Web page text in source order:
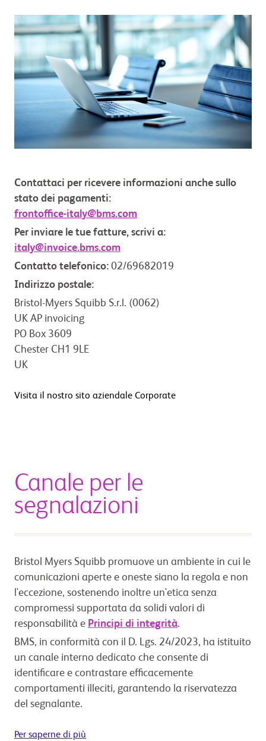
Contattaci per ricevere informazioni anche sullo
stato dei pagamenti:
frontoffice-italy@bms.com
Per inviare le tue fatture, scrivi a:
italy@invoice.bms.com
Contatto telefonico: 02/69682019
Indirizzo postale:
Bristol-Myers Squibb S.r.l. (0062)
UK AP invoicing
PO Box 3609
Chester CH1 9LE
UK
Visita il nostro sito aziendale Corporate
Canale per le
segnalazioni
Bristol Myers Squibb promuove un ambiente in cui le
comunicazioni aperte e oneste siano la regola e non
l'eccezione, sostenendo inoltre un'etica senza
compromessi supportata da solidi valori di
responsabilità e Principi di integrità.
BMS, in conformità con il D. Lgs. 24/2023, ha istituito
un canale interno dedicato che consente di
identificare e contrastare efficacemente
comportamenti illeciti, garantendo la riservatezza
del segnalante.
Per saperne di più